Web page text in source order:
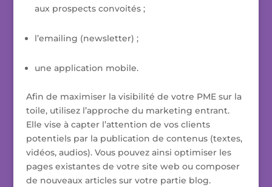
aux prospects convoités ;
l’emailing (newsletter) ;
une application mobile.
Afin de maximiser la visibilité de votre PME sur la
toile, utilisez l’approche du marketing entrant.
Elle vise à capter l’attention de vos clients
potentiels par la publication de contenus (textes,
vidéos, audios). Vous pouvez ainsi optimiser les
pages existantes de votre site web ou composer
de nouveaux articles sur votre partie blog.